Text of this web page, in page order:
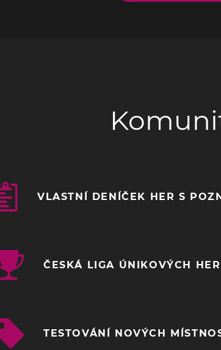
VLASTNÍ DENÍČEK HER S
ČESKÁ LIGA ÚNIKOVÝCH HER
TESTOVÁNÍ NOVÝCH